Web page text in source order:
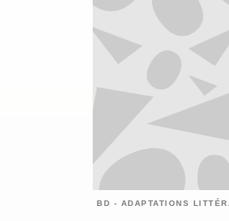
BD - ADAPTATIONS